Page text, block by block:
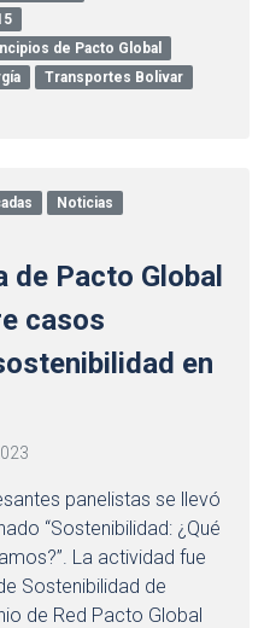
de Pacto Global
Transportes Bolivar
Noticias
Pacto Global
casos
en
panelistas se llevó
“Sostenibilidad: ¿Qué
La actividad fue
Sostenibilidad de
de Red Pacto Global